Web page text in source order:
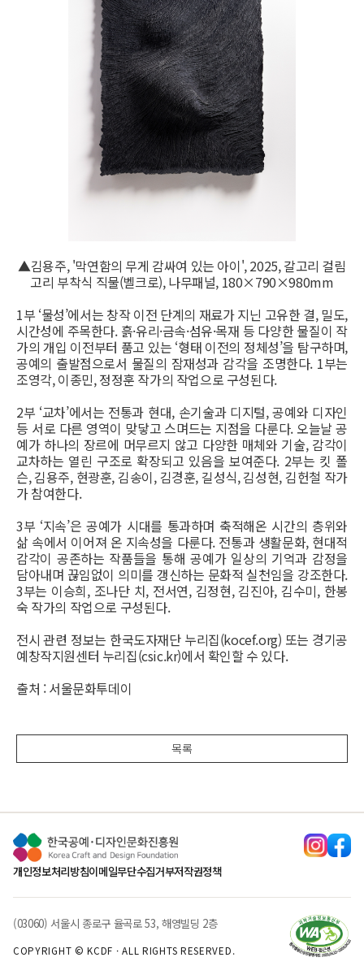
▲김용주, '막연함의 무게 감싸여 있는 아이', 2025, 갈고리 걸림
고리 부착식 직물(벨크로), 나무패널, 180×790×980mm
1부 ‘물성’에서는 창작 이전 단계의 재료가 지닌 고유한 결, 밀도,
시간성에 주목한다. 흙·유리·금속·섬유·목재 등 다양한 물질이 작
가의 개입 이전부터 품고 있는 ‘형태 이전의 정체성’을 탐구하며,
공예의 출발점으로서 물질의 잠재성과 감각을 조명한다. 1부는
조영각, 이종민, 정정훈 작가의 작업으로 구성된다.
2부 ‘교차’에서는 전통과 현대, 손기술과 디지털, 공예와 디자인
등 서로 다른 영역이 맞닿고 스며드는 지점을 다룬다. 오늘날 공
예가 하나의 장르에 머무르지 않고 다양한 매체와 기술, 감각이
교차하는 열린 구조로 확장되고 있음을 보여준다. 2부는 킷 폴
슨, 김용주, 현광훈, 김송이, 김경훈, 길성식, 김성현, 김헌철 작가
가 참여한다.
3부 ‘지속’은 공예가 시대를 통과하며 축적해온 시간의 층위와
삶 속에서 이어져 온 지속성을 다룬다. 전통과 생활문화, 현대적
감각이 공존하는 작품들을 통해 공예가 일상의 기억과 감정을
담아내며 끊임없이 의미를 갱신하는 문화적 실천임을 강조한다.
3부는 이승희, 조나단 치, 전서연, 김정현, 김진아, 김수미, 한봉
숙 작가의 작업으로 구성된다.
전시 관련 정보는 한국도자재단 누리집(kocef.org) 또는 경기공
예창작지원센터 누리집(csic.kr)에서 확인할 수 있다.
출처 : 서울문화투데이
목록
개인정보처리방침이메일무단수집거부저작권정책
(03060) 서울시 종로구 율곡로 53, 해영빌딩 2층
COPYRIGHT © KCDF · ALL RIGHTS RESERVED.